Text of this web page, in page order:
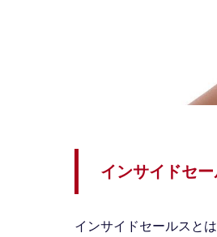
インサイドセ
インサイドセールスと